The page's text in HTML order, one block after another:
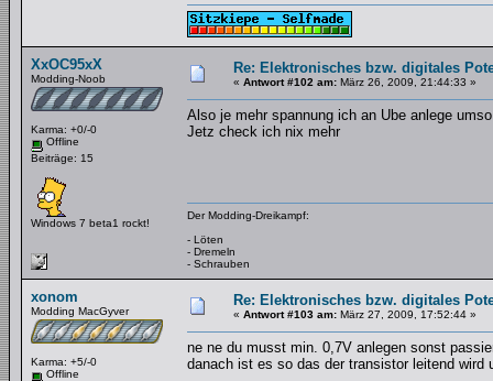
XxOC95xX
Modding-Noob
Karma: +0/-0
Offline
Beiträge: 15
Windows 7 beta1 rockt!
Re: Elektronisches bzw. digitales
« Antwort #102 am: März 26, 2009, 21:44:33 »
Also je mehr spannung ich an Ube anlege
Jetz check ich nix mehr
Der Modding-Dreikampf:
- Löten
- Dremeln
- Schrauben
xonom
Modding MacGyver
Karma: +5/-0
Offline
Re: Elektronisches bzw. digitales
« Antwort #103 am: März 27, 2009, 17:52:44 »
ne ne du musst min. 0,7V anlegen sonst
danach ist es so das der transistor leitend wird